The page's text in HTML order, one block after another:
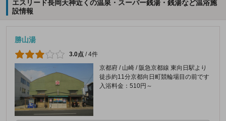
エスリード長岡天神近くの温泉・スーパー銭湯・銭湯など温浴施
設情報
勝山湯
3.0点 /4件
京都府 / 山崎 / 阪急京都線 東向日駅より
徒歩約11分京都向日町競輪場目の前です
入浴料金：510円～